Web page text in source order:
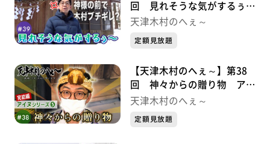
回 見れそうな気がするぅ〜
UFOシリーズ①
天津木村のへぇ～
定額見放題
【天津木村のへぇ～】第38
回 神々からの贈り物 アイ
ヌシリーズ⑤完結編
天津木村のへぇ～
定額見放題